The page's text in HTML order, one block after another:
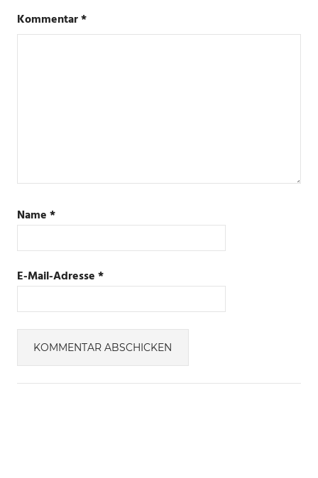
TEMPERATUR
Kommentar*
Name*
E-Mail-Adresse*